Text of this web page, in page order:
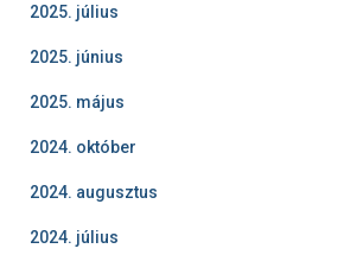
2025. július
2025. június
2025. május
2024. október
2024. augusztus
2024. július